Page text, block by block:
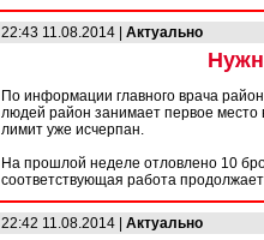
22:43 11.08.2014 | Актуально
По информации главного врача
людей район занимает первое место
лимит уже исчерпан.
На прошлой неделе отловлено 10
соответствующая работа
22:42 11.08.2014 | Актуально